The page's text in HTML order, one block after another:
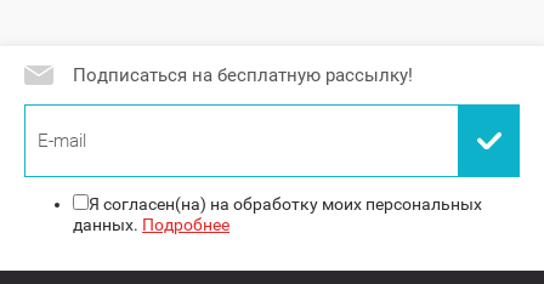
Подписаться на бесплатную рассылку!
Я согласен(на) на обработку моих персональных
данных. Подробнее